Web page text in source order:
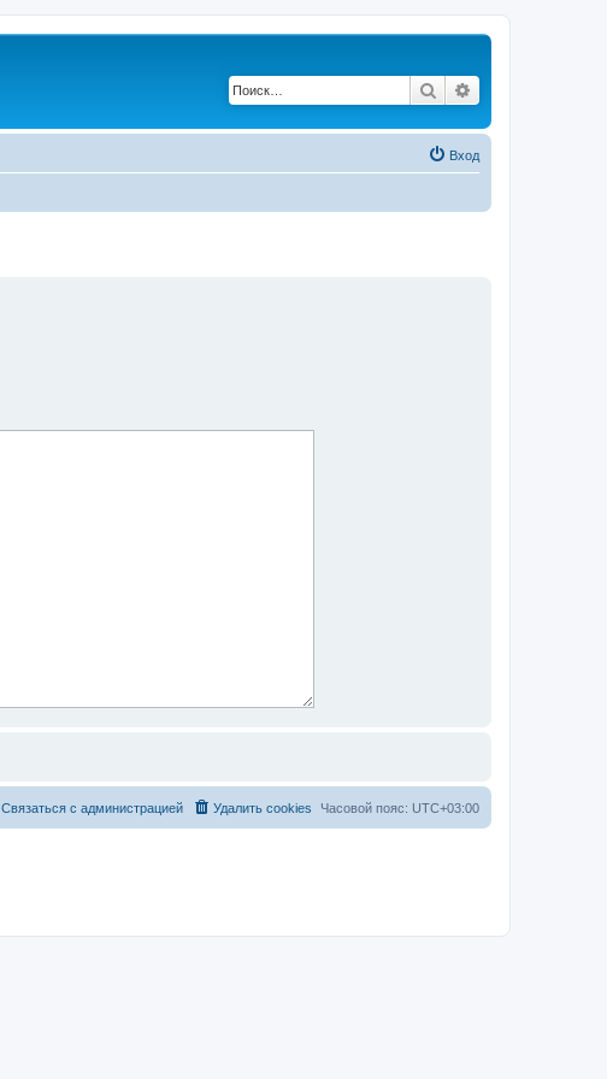
Поиск
Вход
Часовой пояс: UTC+03:00
Удалить cookies
Связаться с администрацией